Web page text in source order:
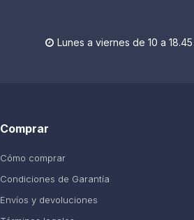
 Lunes a viernes de 10 a
Comprar
Cómo comprar
Condiciones de Garantía
Envíos y devoluciones